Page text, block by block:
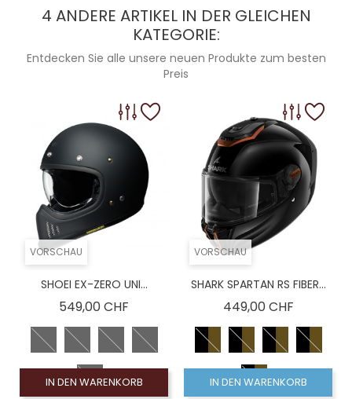
4 ANDERE ARTIKEL IN DER GLEICHEN
KATEGORIE:
Entdecken Sie alle unsere neuen Produkte zum besten
Preis
VORSCHAU
SHOEI EX-ZERO UNI...
549,00 CHF
IN DEN WARENKORB
VORSCHAU
SHARK SPARTAN RS FIBER...
449,00 CHFPreis
IN DEN WARENKORB